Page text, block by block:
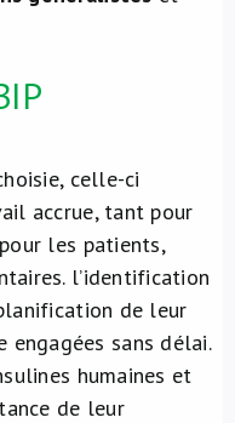
celle-ci
accrue, tant pour
les patients,
l’identification
de leur
engagées sans délai.
humaines et
de leur